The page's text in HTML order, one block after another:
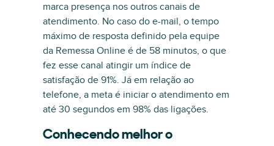
marca presença nos outros canais de
atendimento. No caso do e-mail, o tempo
máximo de resposta definido pela equipe
da Remessa Online é de 58 minutos, o que
fez esse canal atingir um índice de
satisfação de 91%. Já em relação ao
telefone, a meta é iniciar o atendimento em
até 30 segundos em 98% das ligações.
Conhecendo melhor o